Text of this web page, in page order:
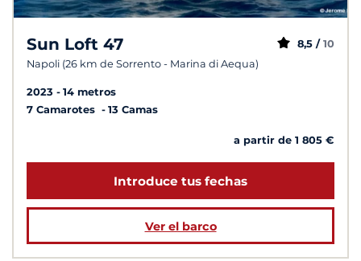
Sun Loft 47
Napoli (26 km de Sorrento - Marina di Aequa)
8,5 / 10
2023
14 metros
7 Camarotes
13 Camas
a partir de 1 805 €
Introduce tus fechas
Ver el barco